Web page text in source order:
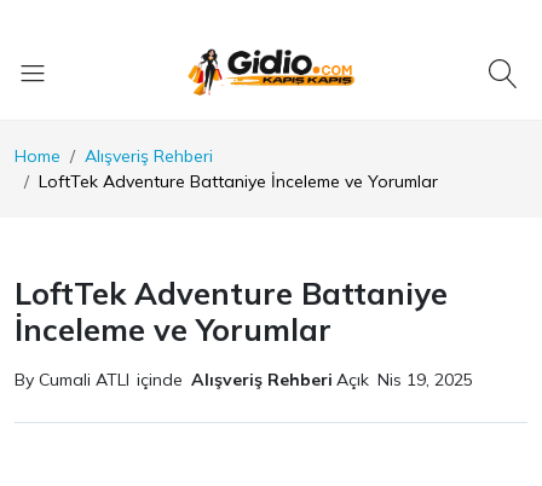
Home
Alışveriş Rehberi
LoftTek Adventure Battaniye İnceleme ve Yorumlar
LoftTek Adventure Battaniye
İnceleme ve Yorumlar
By Cumali ATLI içinde Alışveriş Rehberi Açık Nis 19, 2025